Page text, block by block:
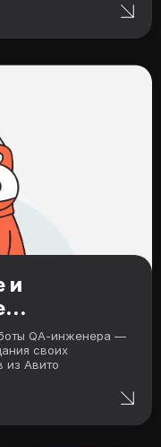
и
QA‑инженера —
своих
из Авито